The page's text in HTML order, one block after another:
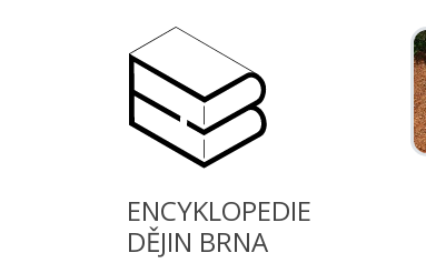
ENCYKLOPEDIE
DĚJIN BRNA